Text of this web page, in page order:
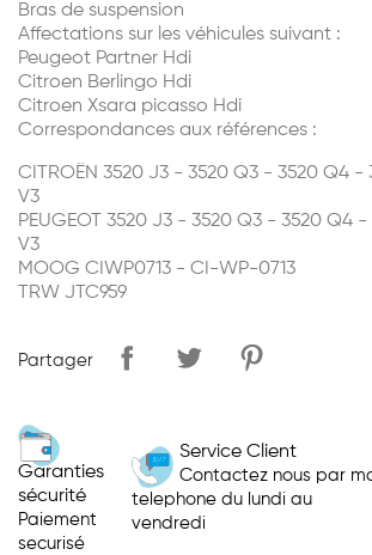
Bras de suspension
Affectations sur les véhicules suivant :
Peugeot Partner Hdi
Citroen Berlingo Hdi
Citroen Xsara picasso Hdi
Correspondances aux références :
CITROËN 3520 J3 - 3520 Q3 - 3520 Q4 -
V3
PEUGEOT 3520 J3 - 3520 Q3 - 3520 Q4
V3
MOOG CIWP0713 - CI-WP-0713
TRW JTC959
Partager
Garanties
sécurité
Paiement
securisé
Service Client
Contactez nous par
telephone du lundi au
vendredi